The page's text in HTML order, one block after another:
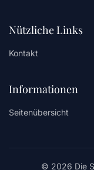
Nützliche Links
Kontakt
Informationen
Seitenübersicht
© 2026 Die